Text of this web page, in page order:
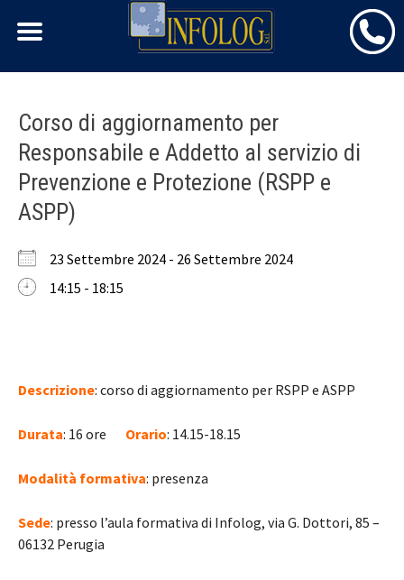
Skip
content
Corso di aggiornamento per
Responsabile e Addetto al servizio di
Prevenzione e Protezione (RSPP e
ASPP)
23 Settembre 2024 - 26 Settembre 2024
14:15 - 18:15
Descrizione: corso di aggiornamento per RSPP e ASPP
Durata: 16 ore Orario: 14.15-18.15
Modalità formativa: presenza
Sede: presso l’aula formativa di Infolog, via G. Dottori, 85 –
06132 Perugia